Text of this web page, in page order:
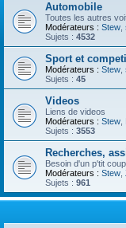
Automobile
Toutes les autres
Modérateurs : Stew
Sujets : 4532
Sport et
Modérateurs : Stew
Sujets : 45
Videos
Liens de videos
Modérateurs : Stew
Sujets : 3553
Recherches,
Besoin d'un p'tit
Modérateurs : Stew
Sujets : 961